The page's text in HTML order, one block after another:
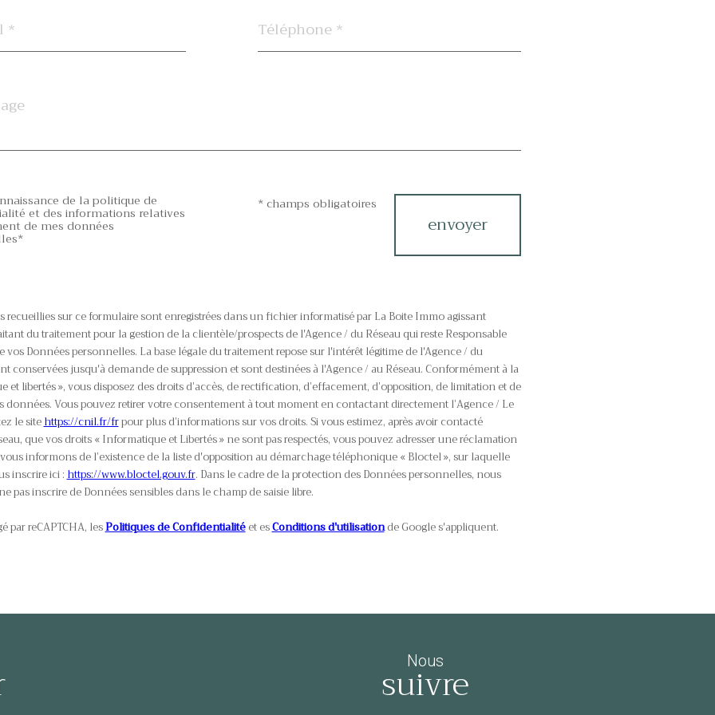
*
de la politique de
et des informations relatives
de mes données
* champs obligatoires
envoyer
recueillies sur ce formulaire sont enregistrées dans un fichier informatisé par La Boite Immo agissant
du traitement pour la gestion de la clientèle/prospects de l'Agence / du Réseau qui reste Responsable
vos Données personnelles. La base légale du traitement repose sur l'intérêt légitime de l'Agence / du
conservées jusqu'à demande de suppression et sont destinées à l'Agence / au Réseau. Conformément à la
et libertés », vous disposez des droits d’accès, de rectification, d’effacement, d’opposition, de limitation et de
données. Vous pouvez retirer votre consentement à tout moment en contactant directement l’Agence / Le
le sitehttps://cnil.fr/frpour plus d’informations sur vos droits. Si vous estimez, après avoir contacté
que vos droits « Informatique et Libertés » ne sont pas respectés, vous pouvez adresser une réclamation
informons de l’existence de la liste d'opposition au démarchage téléphonique « Bloctel », sur laquelle
inscrire ici :https://www.bloctel.gouv.fr. Dans le cadre de la protection des Données personnelles, nous
pas inscrire de Données sensibles dans le champ de saisie libre.
par reCAPTCHA, lesPolitiques de Confidentialitéet esConditions d'utilisationde Google s'appliquent.
Nous
suivre